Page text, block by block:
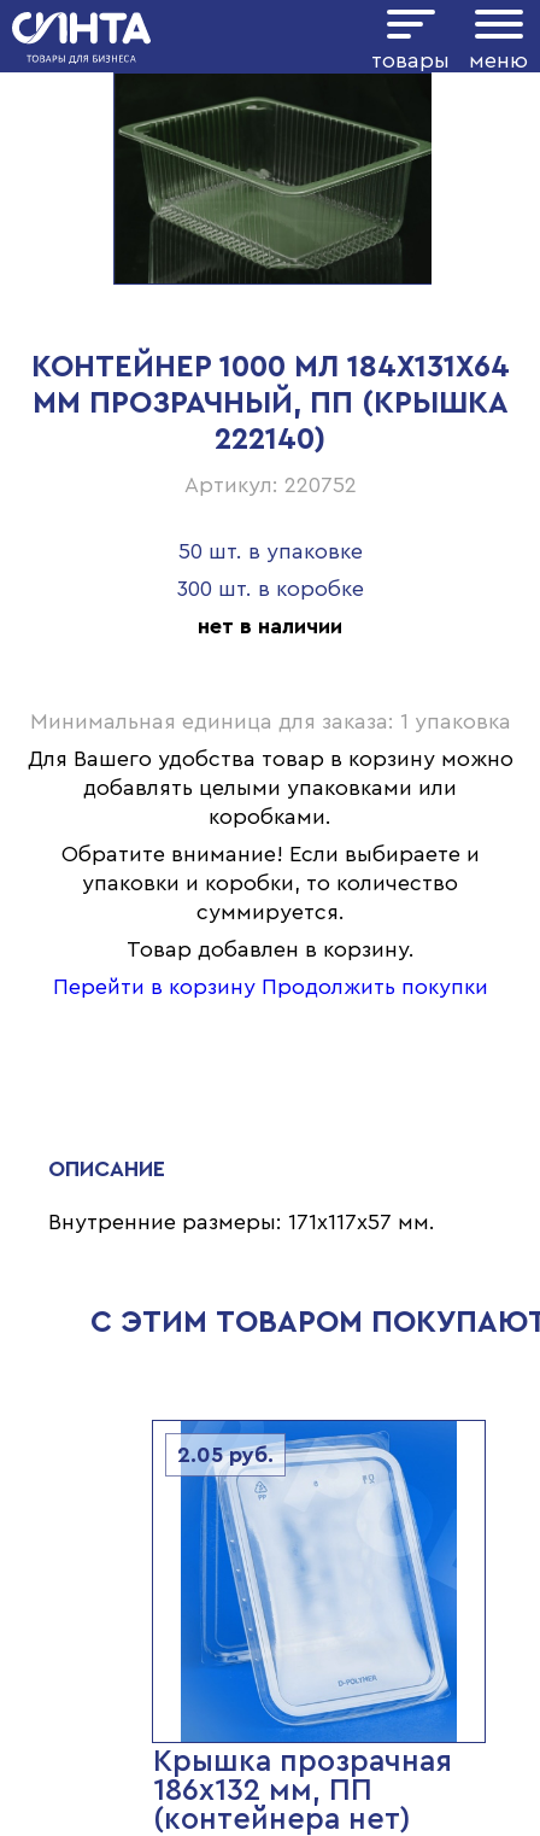
товары меню
КОНТЕЙНЕР 1000 МЛ 184Х131Х64
ММ ПРОЗРАЧНЫЙ, ПП (КРЫШКА
222140)
Артикул: 220752
50 шт. в упаковке
300 шт. в коробке
нет в наличии
Минимальная единица для заказа: 1 упаковка
Для Вашего удобства товар в корзину можно
добавлять целыми упаковками или
коробками.
Обратите внимание! Если выбираете и
упаковки и коробки, то количество
суммируется.
Товар добавлен в корзину.
Перейти в корзину Продолжить покупки
ОПИСАНИЕ
Внутренние размеры: 171х117х57 мм.
С ЭТИМ ТОВАРОМ
2.05руб.
Крышка прозрачная
186х132 мм, ПП
(контейнера нет)